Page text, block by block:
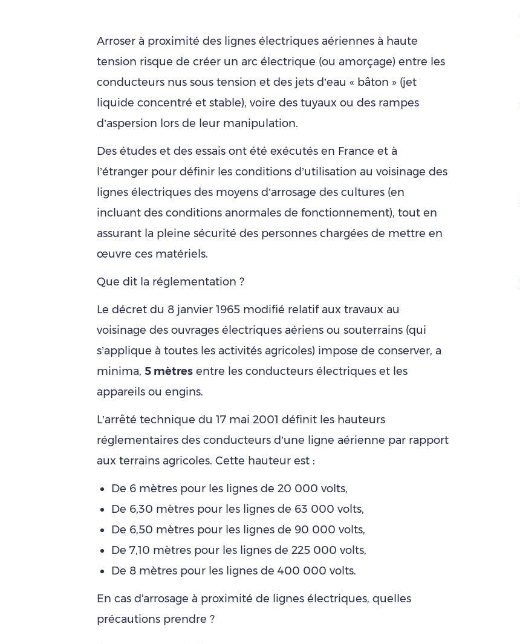
Arroser à proximité des lignes électriques aériennes à haute
tension risque de créer un arc électrique (ou amorçage) entre les
conducteurs nus sous tension et des jets d’eau « bâton » (jet
liquide concentré et stable), voire des tuyaux ou des rampes
d’aspersion lors de leur manipulation.
Des études et des essais ont été exécutés en France et à
l’étranger pour définir les conditions d’utilisation au voisinage des
lignes électriques des moyens d’arrosage des cultures (en
incluant des conditions anormales de fonctionnement), tout en
assurant la pleine sécurité des personnes chargées de mettre en
œuvre ces matériels.
Que dit la réglementation ?
Le décret du 8 janvier 1965 modifié relatif aux travaux au
voisinage des ouvrages électriques aériens ou souterrains (qui
s’applique à toutes les activités agricoles) impose de conserver, a
minima, 5 mètres entre les conducteurs électriques et les
appareils ou engins.
L’arrêté technique du 17 mai 2001 définit les hauteurs
réglementaires des conducteurs d’une ligne aérienne par rapport
aux terrains agricoles. Cette hauteur est :
De 6 mètres pour les lignes de 20 000 volts,
De 6,30 mètres pour les lignes de 63 000 volts,
De 6,50 mètres pour les lignes de 90 000 volts,
De 7,10 mètres pour les lignes de 225 000 volts,
De 8 mètres pour les lignes de 400 000 volts.
En cas d'arrosage à proximité de lignes électriques, quelles
précautions prendre ?